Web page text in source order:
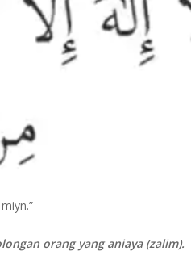
orang yang aniaya (zalim).